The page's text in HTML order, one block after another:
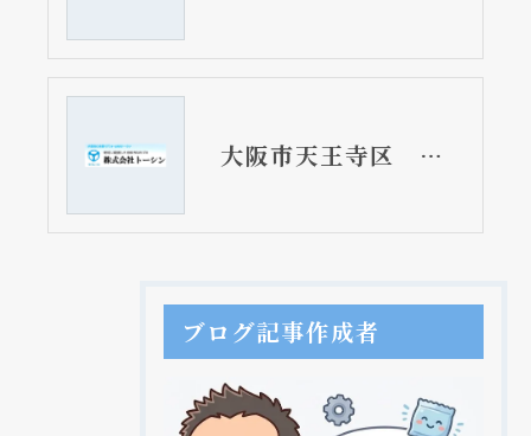
大阪市天王寺区 サザナ TOTOユニットバス ﾎｯｶﾗﾘ床 魔法瓶浴槽 拡大
ブログ記事作成者